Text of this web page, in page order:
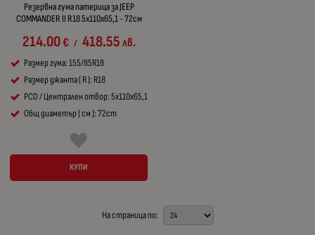
Резервна гума патерица за JEEP
COMMANDER II R18 5x110x65,1 - 72см
214.00€ / 418.55лв.
Размер гума: 155/85R18
Размер джанта ( R ): R18
PCD / Централен отвор: 5x110x65,1
Общ диаметър ( см ): 72cm
КУПИ
На страница по: